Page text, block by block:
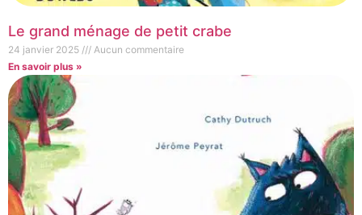
Le grand ménage de petit crabe
24 janvier 2025
Aucun commentaire
En savoir plus »